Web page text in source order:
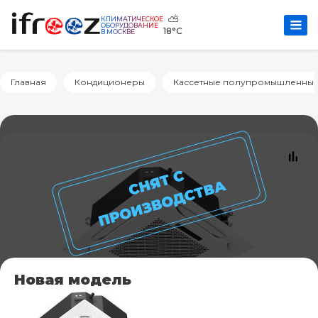
КЛИМАТИЧЕСКОЕ
ОБОРУДОВАНИЕ
В МОСКВЕ
⛅
18°C
Главная Кондиционеры Кассетные
Новая модель